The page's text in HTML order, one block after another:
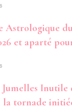
Astrologique du
et aparté
Jumelles
la tornade